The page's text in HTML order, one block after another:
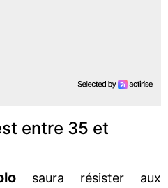
entre 35 et
saura résister aux